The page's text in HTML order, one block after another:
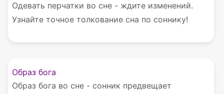
Одевать перчатки во сне - ждите изменений.
Узнайте точное толкование сна по соннику!
Образ бога
Образ бога во сне - сонник предвещает